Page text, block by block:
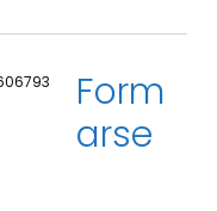
Form
Arse